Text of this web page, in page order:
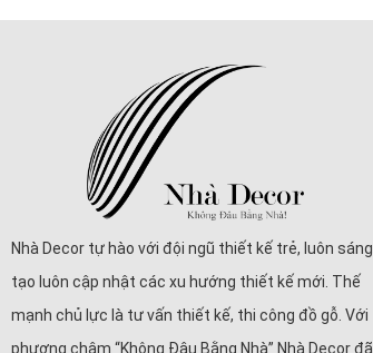
Nhà Decor tự hào với đội ngũ thiết kế trẻ, luôn sáng
tạo luôn cập nhật các xu hướng thiết kế mới. Thế
mạnh chủ lực là tư vấn thiết kế, thi công đồ gỗ. Với
phương châm “Không Đâu Bằng Nhà” Nhà Decor đã